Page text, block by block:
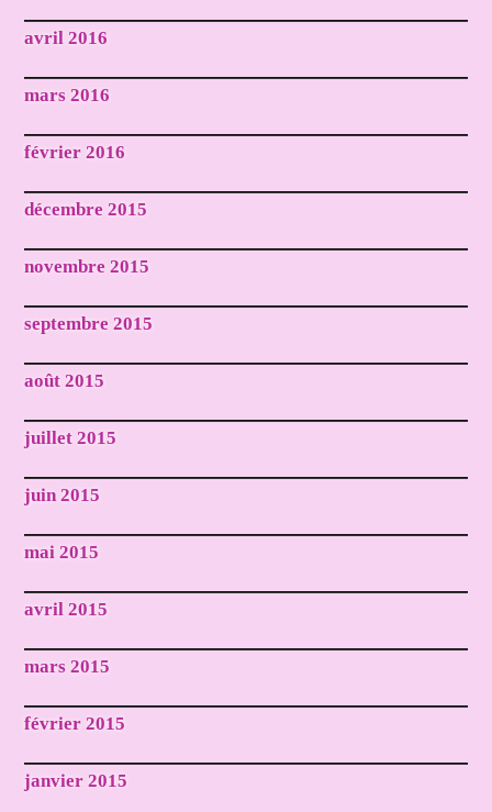
avril 2016
mars 2016
février 2016
décembre 2015
novembre 2015
septembre 2015
août 2015
juillet 2015
juin 2015
mai 2015
avril 2015
mars 2015
février 2015
janvier 2015